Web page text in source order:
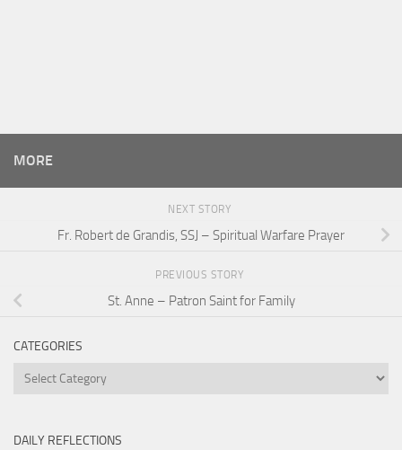
MORE
NEXT STORY
Fr. Robert de Grandis, SSJ – Spiritual Warfare Prayer
PREVIOUS STORY
St. Anne – Patron Saint for Family
CATEGORIES
Categories
DAILY REFLECTIONS